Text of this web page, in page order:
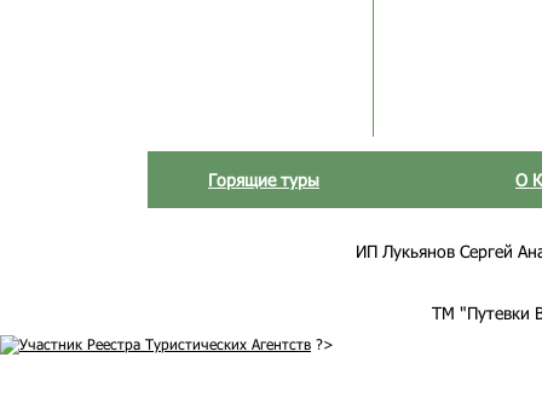
Горящие туры О
ИП Лукьянов Сергей
ТМ "Путевки
?>